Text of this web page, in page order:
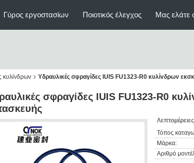
Γύρος εργοστασίων Ποιοτικός έλεγχος Μας ελάτε
κυλίνδρων Υδραυλικές σφραγίδες IUIS FU1323-R0 κυλίνδρων
σφραγίδες IUIS FU1323-R0
Τόπος
Μάρκα:
Αριθμό